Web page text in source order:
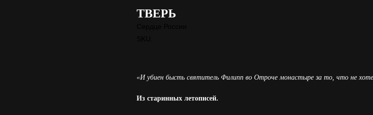
ТВЕРЬ
«И убиен бысть святитель Филипп во Отроче монастыре за то, что не
Из старинных летописей.